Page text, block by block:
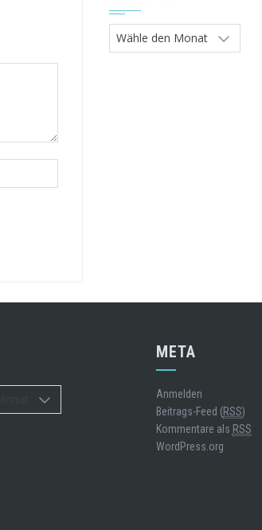
Archive
META
Anmelden
Beitrags-Feed (RSS)
Kommentare als RSS
WordPress.org